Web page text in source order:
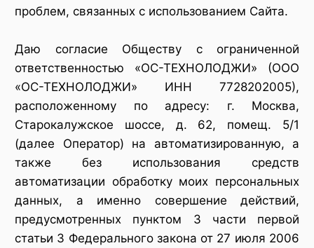
проблем, связанных с использованием Сайта.
Даю согласие Обществу с ограниченной
ответственностью «ОС-ТЕХНОЛОДЖИ» (ООО
«ОС-ТЕХНОЛОДЖИ» ИНН 7728202005),
расположенному по адресу: г. Москва,
Старокалужское шоссе, д. 62, помещ. 5/1
(далее Оператор) на автоматизированную, а
также без использования средств
автоматизации обработку моих персональных
данных, а именно совершение действий,
предусмотренных пунктом 3 части первой
статьи 3 Федерального закона от 27 июля 2006